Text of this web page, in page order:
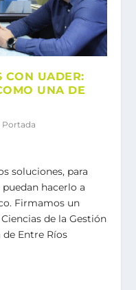
CON UADER:
UNA DE
Portada
soluciones, para
hacerlo a
Firmamos un
de la Gestión
Entre Ríos